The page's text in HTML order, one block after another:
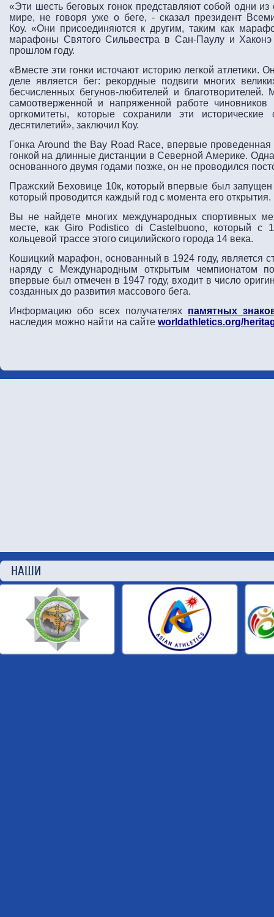
«Эти шесть беговых гонок представляют собой одни
мире, не говоря уже о беге, - сказал президент
Коу. «Они присоединяются к другим, таким как
марафоны Святого Сильвестра в Сан-Паулу и
прошлом году.
«Вместе эти гонки источают историю легкой атлетики.
деле является бег: рекордные подвиги многих
бесчисленных бегунов-любителей и
самоотверженной и напряженной работе
оргкомитеты, которые сохранили эти
десятилетий», заключил Коу.
Гонка Around the Bay Road Race, впервые проведенная
гонкой на длинные дистанции в Северной Америке.
основанного двумя годами позже, он не проводился
Пражский Беховице 10к, который впервые был запущен
который проводится каждый год с момента его открытия.
Вы не найдете многих международных спортивных
месте, как Giro Podistico di Castelbuono, который с
кольцевой трассе этого сицилийского города 14 века.
Кошицкий марафон, основанный в 1924 году,
наряду с Международным открытым чемпионатом
впервые был отмечен в 1947 году, входит в число
созданных до развития массового бега.
Информацию обо всех получателях памятных
наследия можно найти на сайте worldathletics.org/
НАШИ